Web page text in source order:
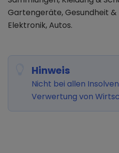
Gartengeräte, Gesundheit
Elektronik, Autos.
Hinweis
Nicht bei allen
Verwertung von